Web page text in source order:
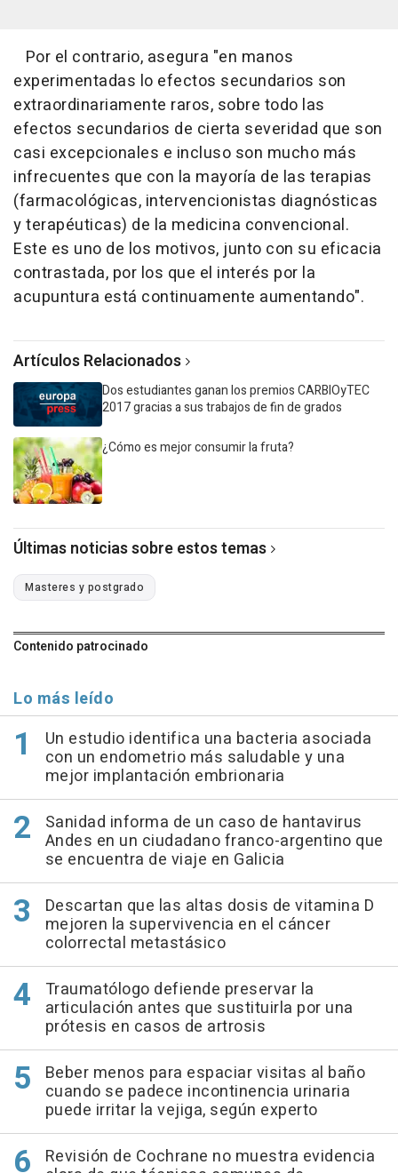
Por el contrario, asegura "en manos
experimentadas lo efectos secundarios son
extraordinariamente raros, sobre todo las
efectos secundarios de cierta severidad que son
casi excepcionales e incluso son mucho más
infrecuentes que con la mayoría de las terapias
(farmacológicas, intervencionistas diagnósticas
y terapéuticas) de la medicina convencional.
Este es uno de los motivos, junto con su eficacia
contrastada, por los que el interés por la
acupuntura está continuamente aumentando".
Artículos Relacionados
Dos estudiantes ganan los premios CARBIOyTEC
2017 gracias a sus trabajos de fin de grados
¿Cómo es mejor consumir la fruta?
Últimas noticias sobre estos temas
Masteres y postgrado
Contenido patrocinado
Lo más leído
Un estudio identifica una bacteria asociada
con un endometrio más saludable y una
mejor implantación embrionaria
Sanidad informa de un caso de hantavirus
Andes en un ciudadano franco-argentino que
se encuentra de viaje en Galicia
Descartan que las altas dosis de vitamina D
mejoren la supervivencia en el cáncer
colorrectal metastásico
Traumatólogo defiende preservar la
articulación antes que sustituirla por una
prótesis en casos de artrosis
Beber menos para espaciar visitas al baño
cuando se padece incontinencia urinaria
puede irritar la vejiga, según experto
Revisión de Cochrane no muestra evidencia